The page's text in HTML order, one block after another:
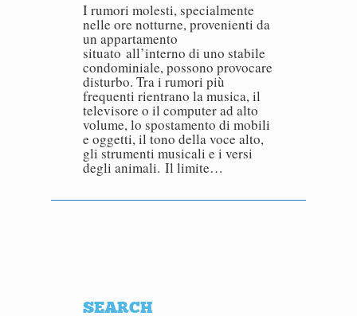
I rumori molesti, specialmente
nelle ore notturne, provenienti da
un appartamento
situato all’interno di uno stabile
condominiale, possono provocare
disturbo. Tra i rumori più
frequenti rientrano la musica, il
televisore o il computer ad alto
volume, lo spostamento di mobili
e oggetti, il tono della voce alto,
gli strumenti musicali e i versi
degli animali. Il limite…
SEARCH